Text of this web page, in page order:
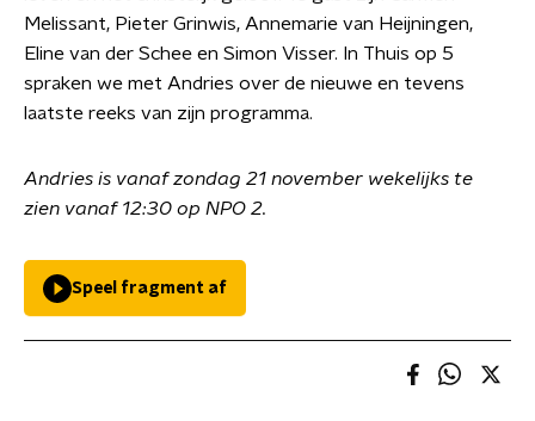
Melissant, Pieter Grinwis, Annemarie van Heijningen,
Eline van der Schee en Simon Visser. In Thuis op 5
spraken we met Andries over de nieuwe en tevens
laatste reeks van zijn programma.
Andries is vanaf zondag 21 november wekelijks te
zien vanaf 12:30 op NPO 2.
Speel fragment af